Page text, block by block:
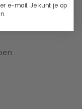
e-mail. Je kunt je op